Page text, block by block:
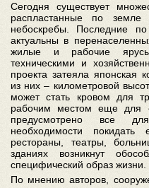
Сегодня существует
распластанные по
небоскребы. Последние
актуальны в
жилые и рабочие
техническими и
проекта затеяла японская
из них – километровой
может стать кровом для
рабочим местом еще для
предусмотрено все
необходимости
рестораны, театры,
зданиях возникнут
специфический образ жизни.
По мнению авторов,